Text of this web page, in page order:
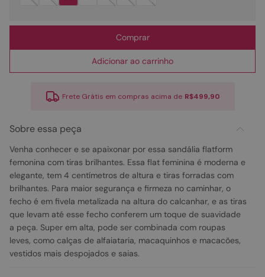
Comprar
Adicionar ao carrinho
Frete Grátis em compras acima de R$499,90
Sobre essa peça
Venha conhecer e se apaixonar por essa sandália flatform
femonina com tiras brilhantes. Essa flat feminina é moderna e
elegante, tem 4 centímetros de altura e tiras forradas com
brilhantes. Para maior segurança e firmeza no caminhar, o
fecho é em fivela metalizada na altura do calcanhar, e as tiras
que levam até esse fecho conferem um toque de suavidade
a peça. Super em alta, pode ser combinada com roupas
leves, como calças de alfaiataria, macaquinhos e macacões,
vestidos mais despojados e saias.